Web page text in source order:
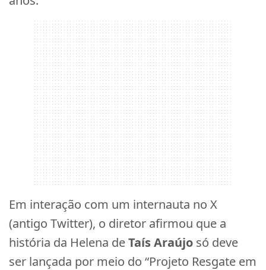
Em interação com um internauta no X
(antigo Twitter), o diretor afirmou que a
história da Helena deTaís Araújo só deve
ser lançada por meio do “Projeto Resgate em